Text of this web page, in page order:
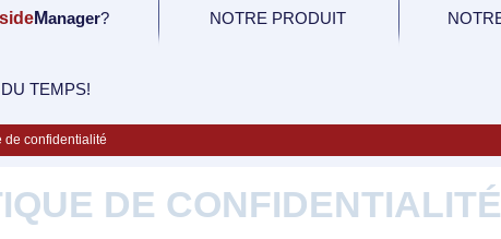
sideManager? NOTRE PRODUIT
TEMPS!
de confidentialité
DE CONFIDENTIALITÉ